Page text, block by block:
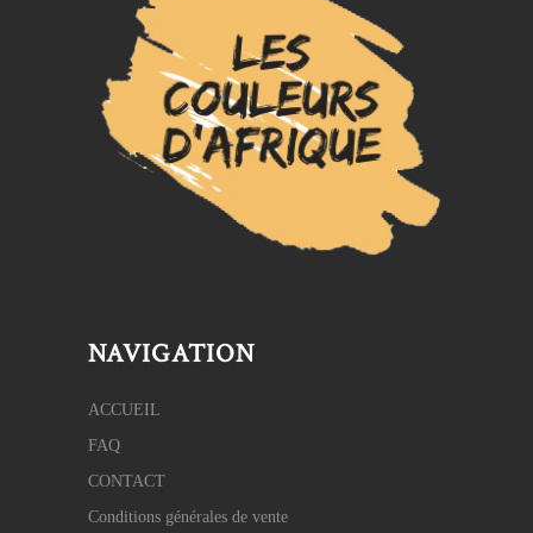
NAVIGATION
ACCUEIL
FAQ
CONTACT
Conditions générales de vente